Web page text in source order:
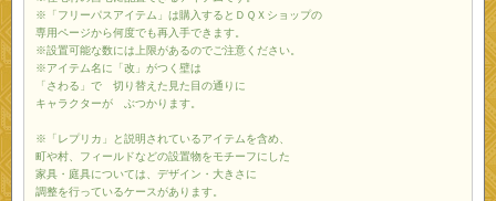
※「フリーパスアイテム」は購入するとＤＱＸショップの
専用ページから何度でも再入手できます。
※設置可能な数には上限があるのでご注意ください。
※アイテム名に「改」がつく壁は
「さわる」で 切り替えた見た目の通りに
キャラクターが ぶつかります。
※「レプリカ」と説明されているアイテムを含め、
町や村、フィールドなどの設置物をモチーフにした
家具・庭具については、デザイン・大きさに
調整を行っているケースがあります。